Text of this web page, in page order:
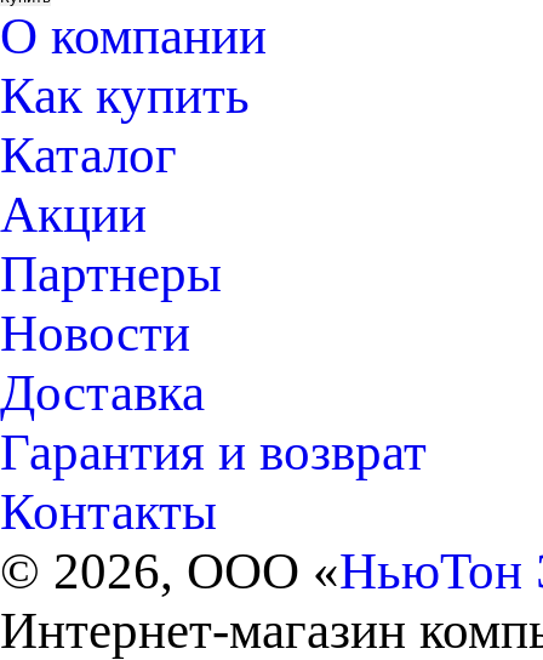
О компании
Как купить
Каталог
Акции
Партнеры
Новости
Доставка
Гарантия и возврат
Контакты
© 2026, ООО «НьюТон
Интернет-магазин